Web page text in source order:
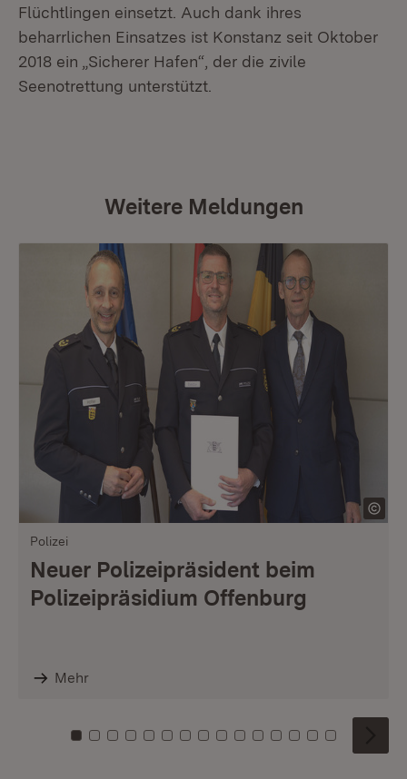
Flüchtlingen einsetzt. Auch dank ihres
beharrlichen Einsatzes ist Konstanz seit Oktober
2018 ein „Sicherer Hafen“, der die zivile
Seenotrettung unterstützt.
Weitere Meldungen
Polizei
Neuer Polizeipräsident beim
Polizeipräsidium Offenburg
Mehr
Zu Kachel: 0
Zu Kachel: 1
Zu Kachel: 2
Zu Kachel: 3
Zu Kachel: 4
Zu Kachel: 5
Zu Kachel: 6
Zu Kachel: 7
Zu Kachel: 8
Zu Kachel: 9
Zu Kachel: 10
Zu Kachel: 11
Zu Kachel: 12
Zu Kachel:
Zu